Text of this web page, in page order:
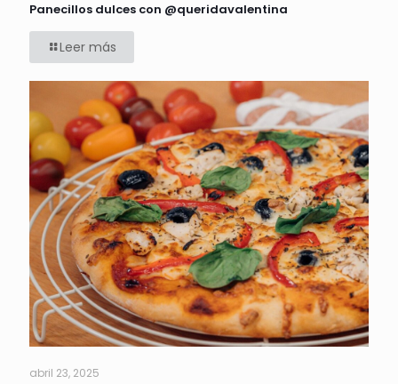
Panecillos dulces con @queridavalentina
Leer más
abril 23, 2025